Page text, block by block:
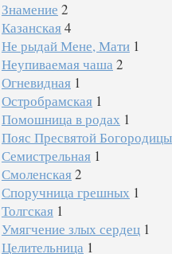
Знамение 2
Казанская4
Не рыдай Мене, Мати 1
Неупиваемая чаша 2
Огневидная 1
Остробрамская 1
Помошница в родах 1
Пояс Пресвятой Богородицы
Семистрельная 1
Смоленская2
Споручница грешных 1
Толгская 1
Умягчение злых сердец 1
Целительница 1